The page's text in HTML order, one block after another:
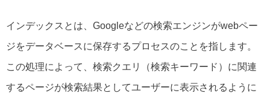
インデックスとは、Googleなどの検索エンジンがwebペー
ジをデータベースに保存するプロセスのことを指します。
この処理によって、検索クエリ（検索キーワード）に関連
するページが検索結果としてユーザーに表示されるように